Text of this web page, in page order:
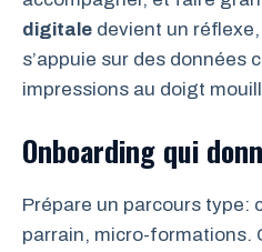
digitale devient un
s’appuie sur des données
impressions au doigt
Onboarding qui
Prépare un parcours type:
parrain, micro-formations.